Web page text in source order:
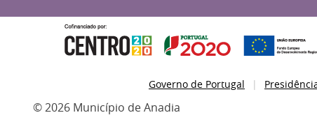
Governo de Portugal
© 2026 Município de Anadia